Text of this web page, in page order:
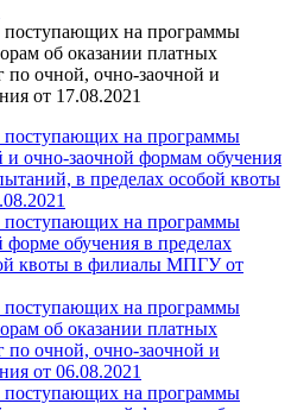
поступающих на программы
об оказании платных
по очной, очно-заочной и
от 17.08.2021
поступающих на программы
и очно-заочной формам обучения
в пределах особой квоты
поступающих на программы
форме обучения в пределах
квоты в филиалы МПГУ от
поступающих на программы
об оказании платных
по очной, очно-заочной и
от 06.08.2021
поступающих на программы